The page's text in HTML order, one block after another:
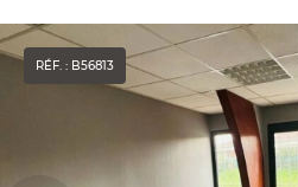
RÉF. : B56813